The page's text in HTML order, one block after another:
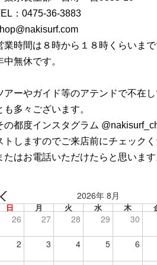
： 0475-36-3883
業時間は８時から１８時くらいまで
中無休です。
アーやガイド等のアテンドで不在し
も多々ございます。
の都度インスタグラム
トしますのでご来店前にチェックく
たはお電話いただけたらと思います
2026年 8月
日 月 火 水 木
26 27 28 29 30
2 3 4 5 6